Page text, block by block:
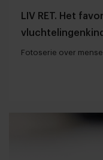
LIV RET. Het
Fotoserie over